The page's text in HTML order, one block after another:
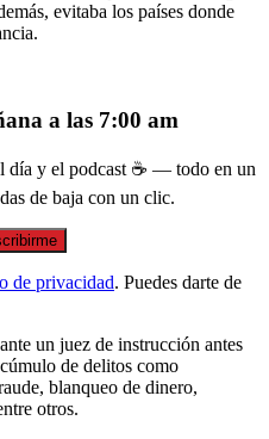
evitaba los países donde
a las 7:00 am
día y el podcast ☕ — todo en un
de baja con un clic.
de privacidad. Puedes darte de
un juez de instrucción antes
de delitos como
blanqueo de dinero,
otros.